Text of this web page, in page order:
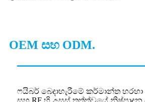
OEM සහ ODM.
ෆයිබර් බෙදාහැරීමේ කර්මාන්ත
සහ RF හි උසස් තත්ත්වයේ නිෂ්පාදන